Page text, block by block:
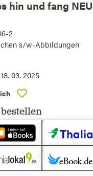
hin und fang
2
s/w-Abbildungen
18. 03. 2025